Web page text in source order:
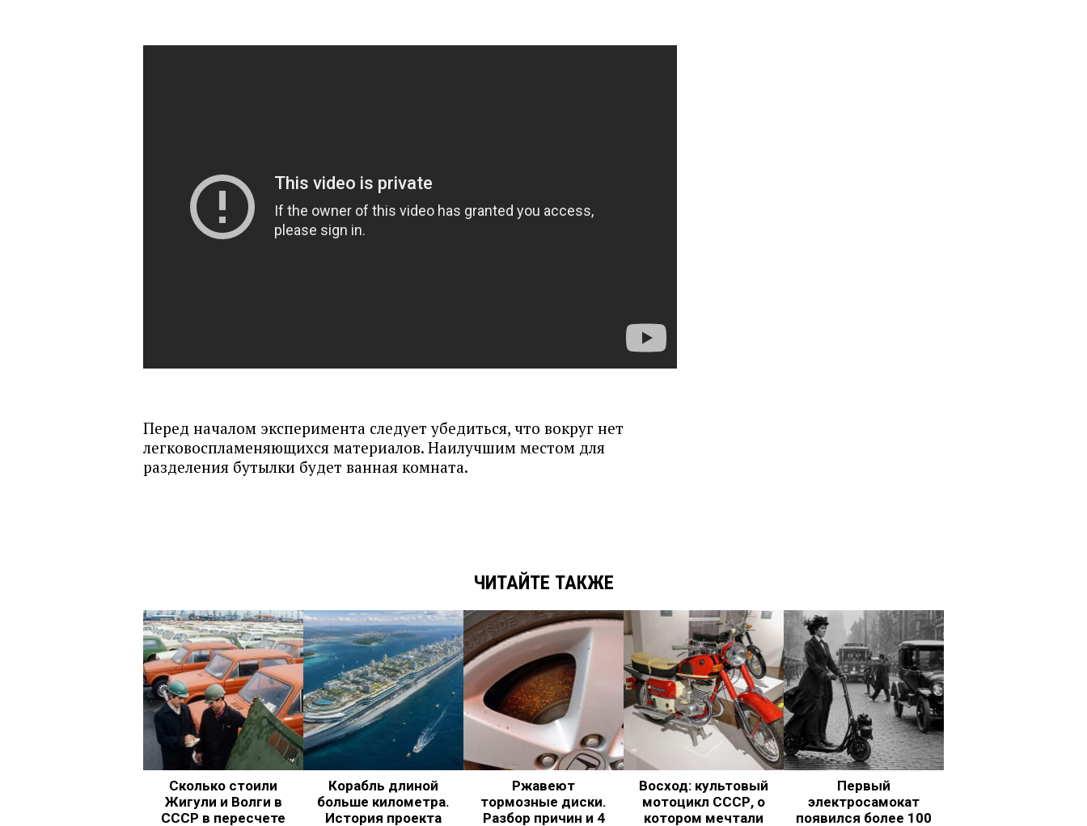
Перед началом эксперимента следует убедиться, что вокруг нет
легковоспламеняющихся материалов. Наилучшим местом для
разделения бутылки будет ванная комната.
ЧИТАЙТЕ ТАКЖЕ
Сколько стоили
Жигули и Волги в
СССР в пересчете
Корабль длиной
больше километра.
История проекта
Ржавеют
тормозные диски.
Разбор причин и 4
Восход: культовый
мотоцикл СССР, о
котором мечтали
Первый
электросамокат
появился более 100